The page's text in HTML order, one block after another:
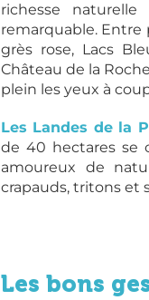
richesse
remarquable. Entre
grès rose, Lacs
Château de la
plein les yeux à
Les Landes de la
de 40 hectares se
amoureux de
crapauds, tritons et
Les bons